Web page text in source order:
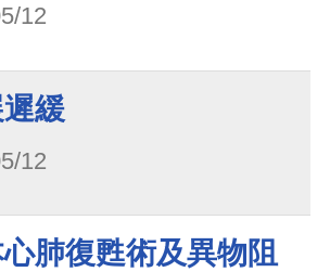
12
緩
12
肺復甦術及異物阻